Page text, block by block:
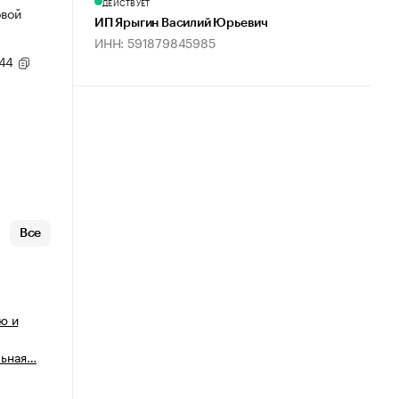
Все
и
ИП Ярыгин Василий Юрьевич
ИНН: 591879845985